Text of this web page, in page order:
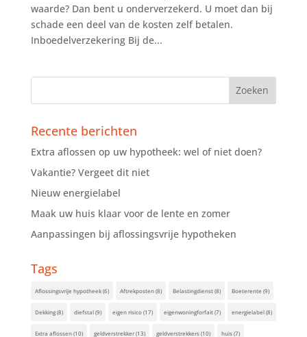
waarde? Dan bent u onderverzekerd. U moet dan bij
schade een deel van de kosten zelf betalen.
Inboedelverzekering Bij de...
Recente berichten
Extra aflossen op uw hypotheek: wel of niet doen?
Vakantie? Vergeet dit niet
Nieuw energielabel
Maak uw huis klaar voor de lente en zomer
Aanpassingen bij aflossingsvrije hypotheken
Tags
Aflossingsvrije hypotheek(6) Aftrekposten(8) Belastingdienst(8) Boeterente (9)
Dekking(8) diefstal(9) eigen risico(17) eigenwoningforfait(7) energielabel(8)
Extra aflossen(10) geldverstrekker(13) geldverstrekkers(10) huis(7)